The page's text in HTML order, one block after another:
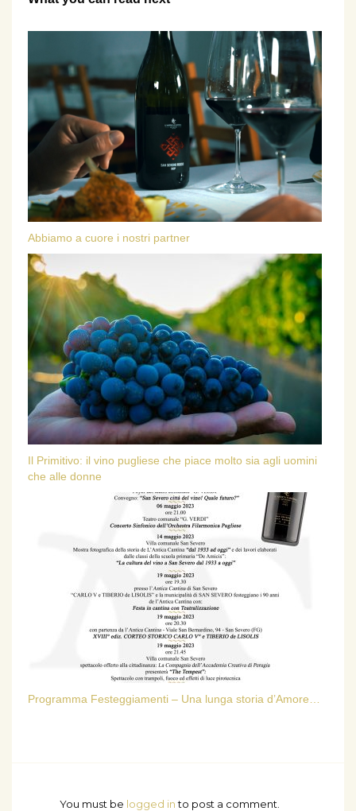
Abbiamo a cuore i nostri partner
Il Primitivo: il vino pugliese che piace molto sia agli uomini
che alle donne
Programma Festeggiamenti – Una lunga storia d’Amore…
You must be logged into post a comment.